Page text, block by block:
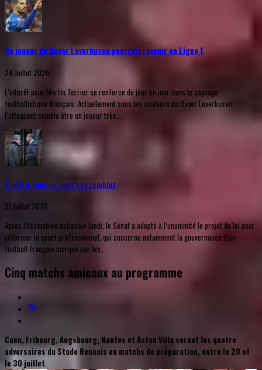
Ce joueur du Bayer Leverkusen pourrait revenir en Ligue 1
24 Juillet 2026
L’intérêt pour Martin Terrier se renforce de jour en jour dans le paysage
footballistique français. Actuellement sous les couleurs du Bayer Leverkusen,
l’attaquant semble être un joueur très...
À notre tour de nous rassembler
21 Juillet 2026
Après l’Assemblée nationale lundi, le Sénat a adopté à l’unanimité le projet de loi pour
réformer le sport professionnel, qui concerne notamment la gouvernance d’un
football français marqué par les...
Cinq matchs amicaux au programme
Caen, Fribourg, Augsbourg, Nantes et Aston Villa seront les quatre
adversaires du Stade Rennais en matchs de préparation, entre le 20 et
le 30 juillet.